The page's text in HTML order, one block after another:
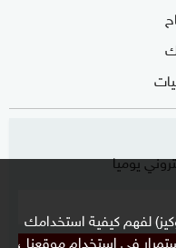
لفهم كيفية استخدامك
في استخدام موقعنا ،
يوميا